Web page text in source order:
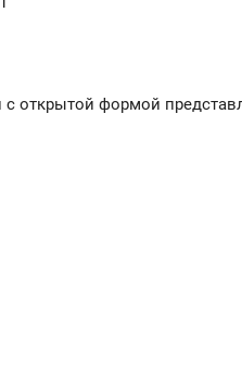
открытой формой